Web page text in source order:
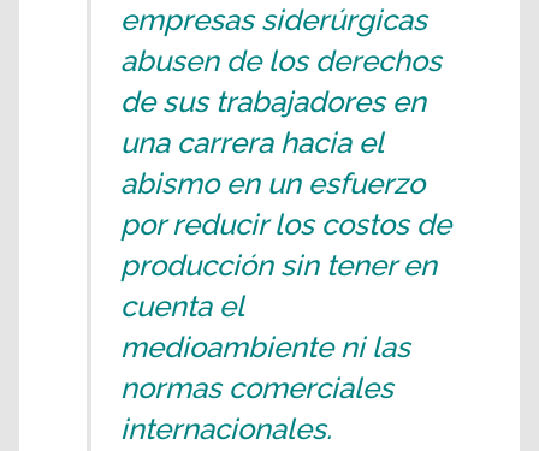
empresas siderúrgicas
abusen de los derechos
de sus trabajadores en
una carrera hacia el
abismo en un esfuerzo
por reducir los costos de
producción sin tener en
cuenta el
medioambiente ni las
normas comerciales
internacionales.